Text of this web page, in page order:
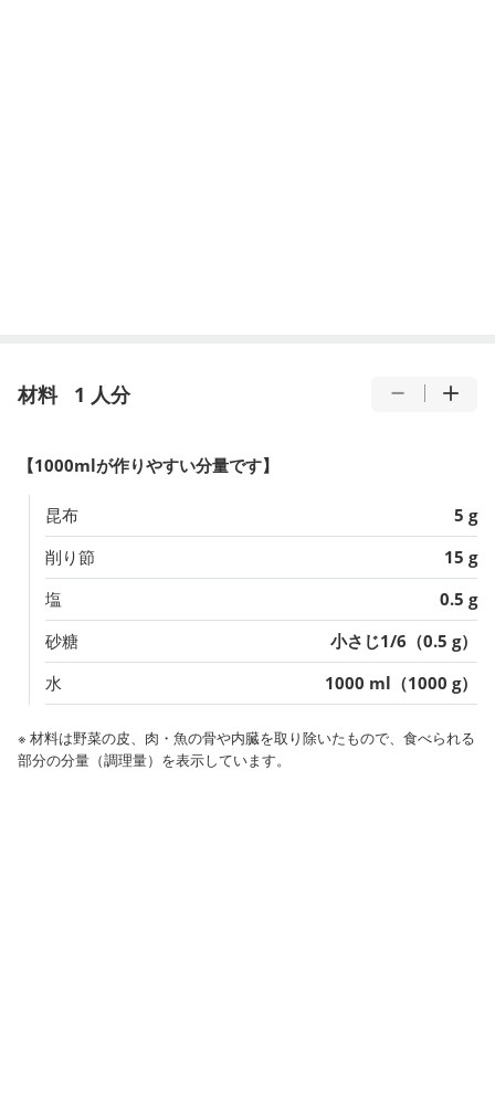
材料 1 人分
【1000mlが作りやすい分量です】
昆布
5 g
削り節
15 g
塩
0.5 g
砂糖
小さじ1/6（0.5 g）
水
1000 ml（1000 g）
※ 材料は野菜の皮、肉・魚の骨や内臓を取り除いたもので、食べられる
部分の分量（調理量）を表示しています。